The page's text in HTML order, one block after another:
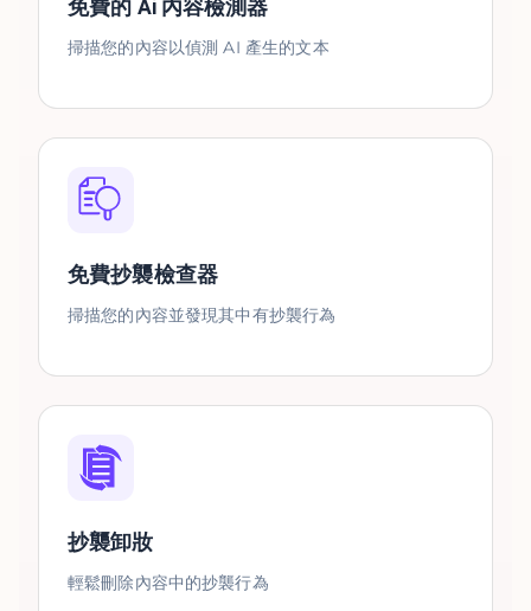
免費的 Ai 內容檢測器
掃描您的內容以偵測 AI 產生的文本
免費抄襲檢查器
掃描您的內容並發現其中有抄襲行為
抄襲卸妝
輕鬆刪除內容中的抄襲行為